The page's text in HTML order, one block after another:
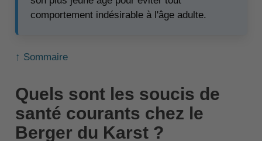
comportement indésirable à l'âge adulte.
↑ Sommaire
Quels sont les soucis de
santé courants chez le
Berger du Karst ?